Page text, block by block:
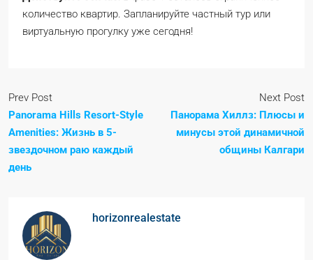
количество квартир. Запланируйте частный тур или
виртуальную прогулку уже сегодня!
Prev Post
Panorama Hills Resort-Style
Amenities: Жизнь в 5-
звездочном раю каждый
день
Next Post
Панорама Хиллз: Плюсы и
минусы этой динамичной
общины Калгари
horizonrealestate